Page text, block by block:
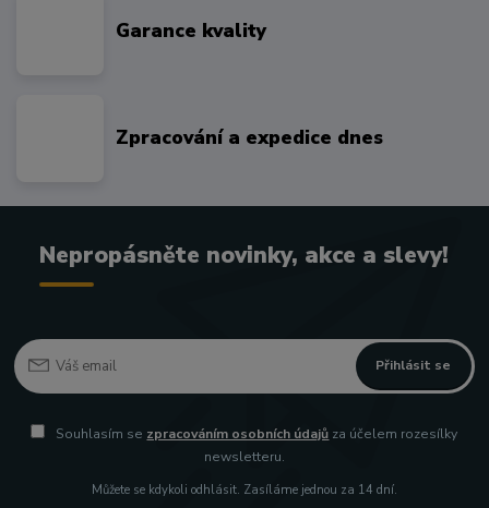
Garance kvality
Zpracování a expedice dnes
Nepropásněte novinky, akce a slevy!
Přihlásit se
Souhlasím se zpracováním osobních údajů za účelem rozesílky
newsletteru.
Můžete se kdykoli odhlásit. Zasíláme jednou za 14 dní.